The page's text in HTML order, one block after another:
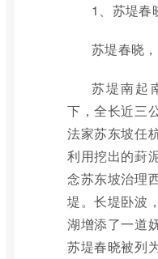
1、苏堤春
苏堤春晓
苏堤南起
下，全长近三
法家苏东坡任
利用挖出的葑
念苏东坡治理
堤。长堤卧波
湖增添了一道
苏堤春晓被列